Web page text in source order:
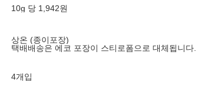
10g 당 1,942원
상온 (종이포장)
택배배송은 에코 포장이 스티로폼으로 대체됩니다.
4개입